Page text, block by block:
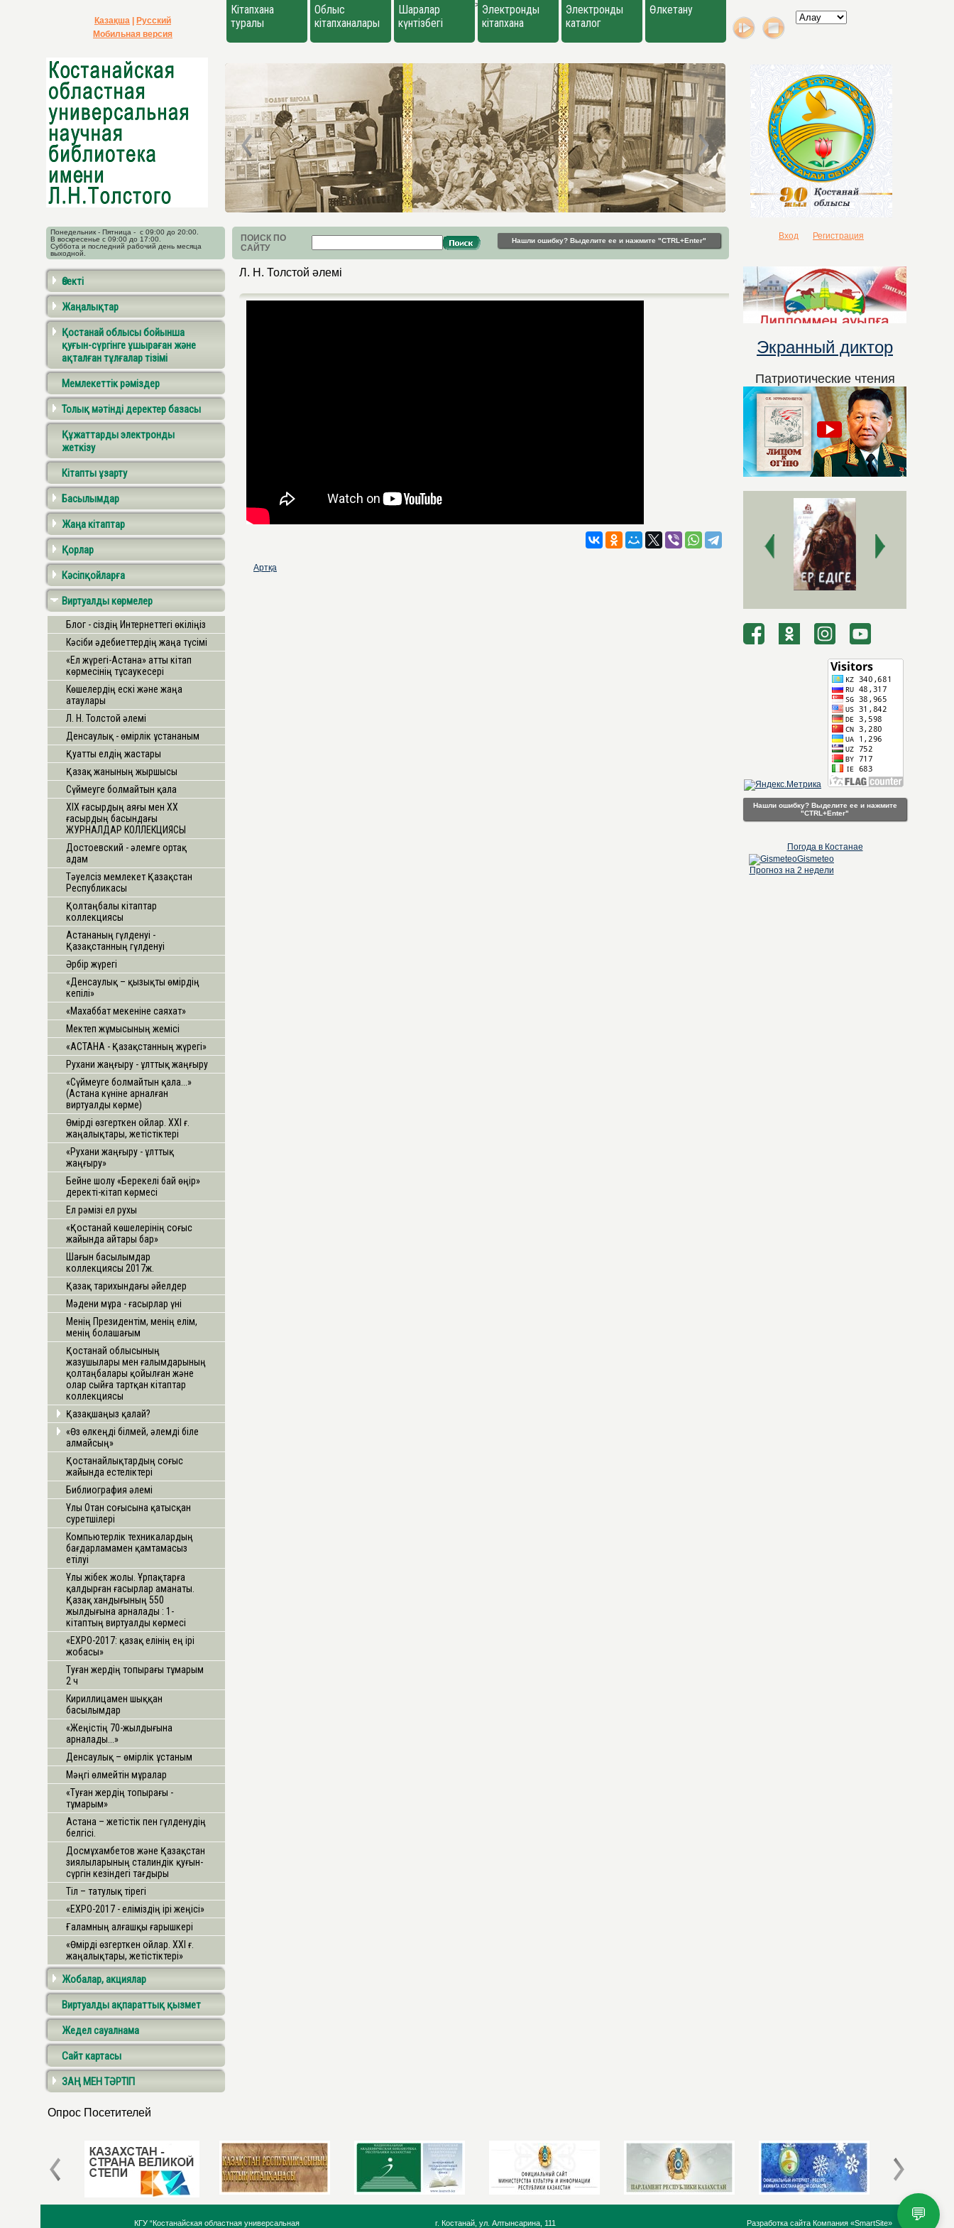
>
Қазақша
Русский
Мобильная версия
Кітапхана
туралы
Облыс
кітапханалары
Шаралар
күнтізбегі
Электронды
кітапхана
Электронды
каталог
Өлкетану
Понедельник - Пятница - с 09:00 до 20:00.
В воскресенье с 09:00 до 17:00.
Суббота и последний рабочий день месяца
выходной.
ПОИСК ПО
САЙТУ
Нашли ошибку? Выделите ее и нажмите "CTRL+Enter" Вход Регистрация
Өзекті
Жаңалықтар
Қостанай облысы бойынша
қуғын-сүргінге ұшыраған және
ақталған тұлғалар тізімі
Мемлекеттік рәміздер
Толық мәтінді деректер базасы
Құжаттарды электронды
жеткізу
Кітапты ұзарту
Басылымдар
Жаңа кітаптар
Қорлар
Кәсіпқойларға
Виртуалды көрмелер
Блог - сіздің Интернеттегі өкіліңіз
Кәсіби әдебиеттердің жаңа түсімі
«Ел жүрегі-Астана» атты кітап
көрмесінің тұсаукесері
Көшелердің ескі және жаңа
атаулары
Л. Н. Толстой әлемі
Денсаулық - өмірлік ұстананым
Қуатты елдің жастары
Қазақ жанының жыршысы
Сүймеуге болмайтын қала
ХІХ ғасырдың аяғы мен ХХ
ғасырдың басындағы
ЖУРНАЛДАР КОЛЛЕКЦИЯСЫ
Достоевский - әлемге ортақ
адам
Тәуелсіз мемлекет Қазақстан
Республикасы
Қолтаңбалы кітаптар
коллекциясы
Астананың гүлденуі -
Қазақстанның гүлденуі
Әрбір жүрегі
«Денсаулық – қызықты өмірдің
кепілі»
«Махаббат мекеніне саяхат»
Мектеп жұмысының жемісі
«АСТАНА - Қазақстанның жүрегі»
Рухани жаңғыру - ұлттық жаңғыру
«Сүймеуге болмайтын қала...»
(Астана күніне арналған
виртуалды көрме)
Өмірді өзгерткен ойлар. ХХІ ғ.
жаңалықтары, жетістіктері
«Рухани жаңғыру - ұлттық
жаңғыру»
Бейне шолу «Берекелі бай өңір»
деректі-кітап көрмесі
Ел рәмізі ел рухы
«Қостанай көшелерінің соғыс
жайында айтары бар»
Шағын басылымдар
коллекциясы 2017ж.
Қазақ тарихындағы әйелдер
Мәдени мұра - ғасырлар үні
Менің Президентім, менің елім,
менің болашағым
Қостанай облысының
жазушылары мен ғалымдарының
қолтаңбалары қойылған және
олар сыйға тартқан кітаптар
коллекциясы
Қазақшаңыз қалай?
«Өз өлкеңді білмей, әлемді біле
алмайсың»
Қостанайлықтардың соғыс
жайында естеліктері
Библиография әлемі
Ұлы Отан соғысына қатысқан
суретшілері
Компьютерлік техникалардың
бағдарламамен қамтамасыз
етілуі
Ұлы жібек жолы. Ұрпақтарға
қалдырған ғасырлар аманаты.
Қазақ хандығының 550
жылдығына арналады : 1-
кітаптың виртуалды көрмесі
«ЕХРО-2017: қазақ елінің ең ірі
жобасы»
Туған жердің топырағы тұмарым
2 ч
Кириллицамен шыққан
басылымдар
«Жеңістің 70-жылдығына
арналады...»
Денсаулық – өмірлік ұстаным
Мәңгі өлмейтін мұралар
«Туған жердің топырағы -
тұмарым»
Астана – жетістік пен гүлденудің
белгісі.
Досмұхамбетов және Қазақстан
зиялыларының сталиндік қуғын-
сүргін кезіндегі тағдыры
Тіл – татулық тірегі
«ЕХРО-2017 - еліміздің ірі жеңісі»
Ғаламның алғашқы ғарышкері
«Өмірді өзгерткен ойлар. ХХІ ғ.
жаңалықтары, жетістіктері»
Жобалар, акциялар
Виртуалды ақпараттық қызмет
Жедел сауалнама
Сайт картасы
ЗАҢ МЕН ТӘРТІП
Опрос Посетителей
Л. Н. Толстой әлемі
Артқа
Экранный диктор
Патриотические чтения
Нашли ошибку? Выделите ее и нажмите
"CTRL+Enter"
Погода в Костанае
Gismeteo
Прогноз на 2 недели
КГУ “Костанайская областная универсальная
г. Костанай, ул. Алтынсарина, 111
Разработка сайта Компания «SmartSite»
💬